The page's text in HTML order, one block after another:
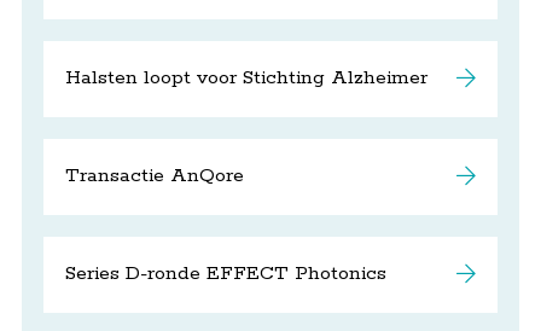
Halsten loopt voor Stichting Alzheimer
Transactie AnQore
Series D-ronde EFFECT Photonics